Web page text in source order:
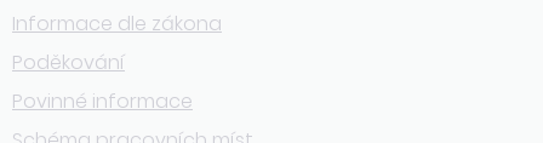
Informace dle zákona
Poděkování
Povinné informace